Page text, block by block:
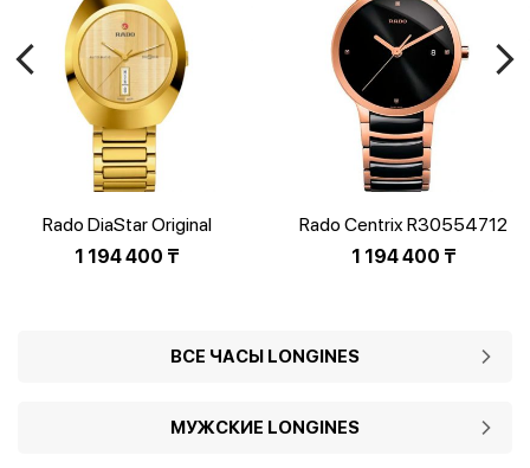
Rado DiaStar Original
R12161253
1 194 400 ₸
Rado Centrix R30554712
1 194 400 ₸
ВСЕ ЧАСЫ LONGINES
МУЖСКИЕ LONGINES